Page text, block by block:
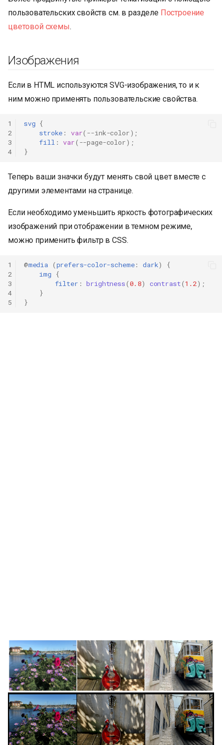
пользовательских свойств см. в разделе Построение
цветовой схемы.
Изображения
Если в HTML используются SVG-изображения, то и к
ним можно применять пользовательские свойства.
1
2
3
4
svg {
stroke : var( --ink-color);
fill : var( --page-color);
}
Теперь ваши значки будут менять свой цвет вместе с
другими элементами на странице.
Если необходимо уменьшить яркость фотографических
изображений при отображении в темном режиме,
можно применить фильтр в CSS.
1
2
3
4
5
@media (prefers-color-scheme: dark)
{
img
{
filter : brightness(0.8) contrast(1.2);
}
}